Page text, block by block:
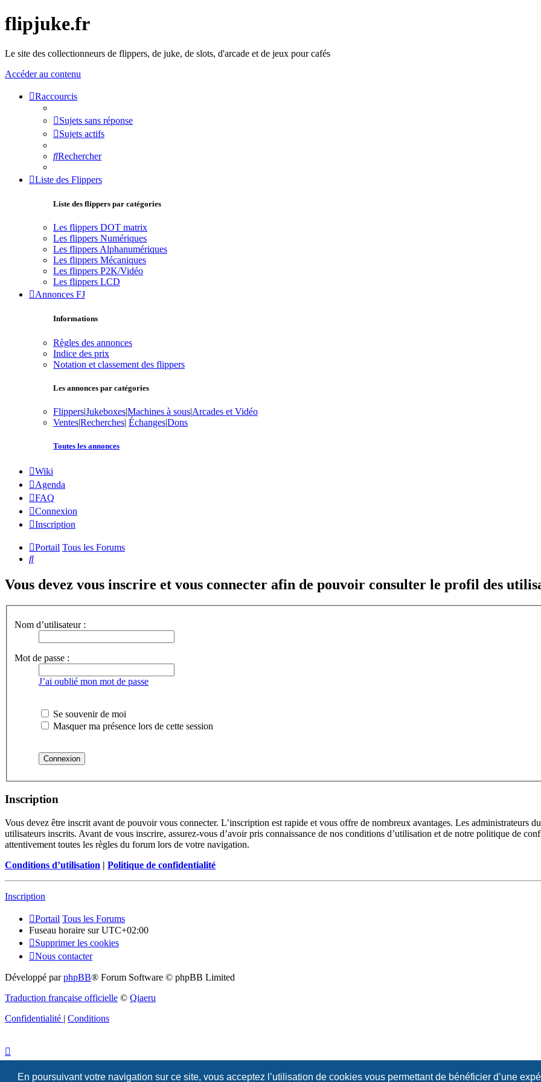
En poursuivant votre navigation sur ce site, vous acceptez l’utilisation de cookies vous permettant de bénéficier d’une
flipjuke.fr
Le site des collectionneurs de flippers, de juke, de slots, d'arcade et de jeux pour cafés
Accéder au contenu
Raccourcis
Sujets sans réponse
Sujets actifs
Rechercher
Liste des Flippers
Liste des flippers par catégories
Les flippers DOT matrix
Les flippers Numériques
Les flippers Alphanumériques
Les flippers Mécaniques
Les flippers P2K/Vidéo
Les flippers LCD
Annonces FJ
Informations
Règles des annonces
Indice des prix
Notation et classement des flippers
Les annonces par catégories
Flippers|Jukeboxes|Machines à sous|Arcades et Vidéo
Ventes|Recherches| Échanges|Dons
Toutes les annonces
Wiki
Agenda
FAQ
Connexion
Inscription
Portail Tous les Forums
Rechercher
Vous devez vous inscrire et vous connecter afin de pouvoir consulter le profil des
Nom d’utilisateur :
Mot de passe :
J’ai oublié mon mot de passe
Se souvenir de moi
Masquer ma présence lors de cette session
Inscription
Vous devez être inscrit avant de pouvoir vous connecter. L’inscription est rapide et vous offre de nombreux avantages. Les administrateurs
utilisateurs inscrits. Avant de vous inscrire, assurez-vous d’avoir pris connaissance de nos conditions d’utilisation et de notre politique de
attentivement toutes les règles du forum lors de votre navigation.
Conditions d’utilisation | Politique de confidentialité
Inscription
Portail Tous les Forums
Fuseau horaire surUTC+02:00
Supprimer les cookies
Nous contacter
Développé parphpBB® Forum Software © phpBB Limited
Traduction française officielle © Qiaeru
Confidentialité | Conditions